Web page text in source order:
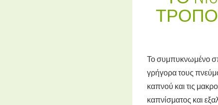
Το συμπυκνωμένο
γρήγορα τους
καπνού και τις
καπνίσματος και